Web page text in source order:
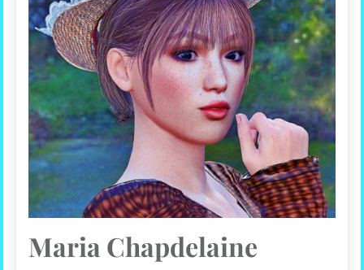
Maria Chapdelaine